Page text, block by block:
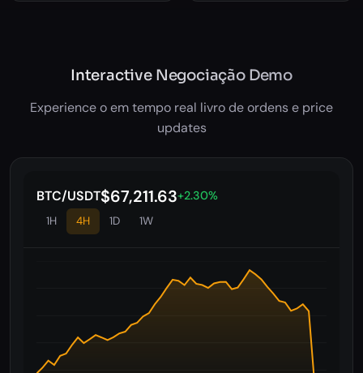
Interactive Negociação Demo
Experience o em tempo real livro de ordens e price
updates
BTC/USDT$67,203.62+2.29%
1H 4H 1D 1W